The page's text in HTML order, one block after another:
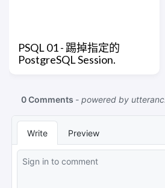
PSQL 01 - 踢掉指定的
PostgreSQL Session.